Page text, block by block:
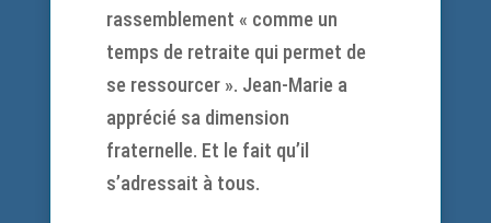
rassemblement « comme un
temps de retraite qui permet de
se ressourcer ». Jean-Marie a
apprécié sa dimension
fraternelle. Et le fait qu’il
s’adressait à tous.